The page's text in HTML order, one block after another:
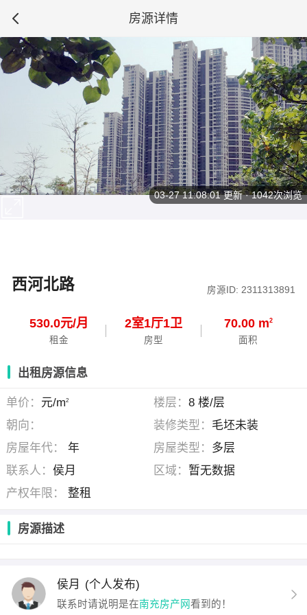
房源详情
西河北路 房源ID: 2311313891
530.0元/月
租金
2室1厅1卫
房型
70.00 m2
面积
03-27 11:08:01更新 · 1042次浏览
出租房源信息
单价： 元/m2 楼层： 8 楼/层
朝向：
装修类型： 毛坯未装
房屋年代：
年 房屋类型： 多层
联系人：侯月 区域： 暂无数据
产权年限：
整租
房源描述
侯月 (个人发布)
联系时请说明是在南充房产网看到的！